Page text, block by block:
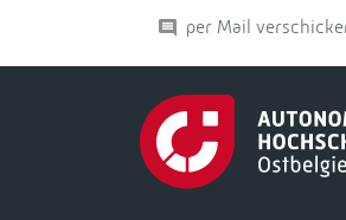
per Mail